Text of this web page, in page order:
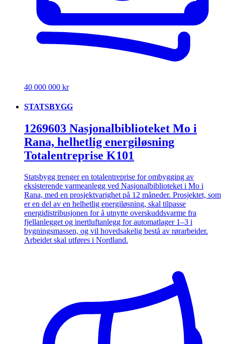
40 000 000 kr
STATSBYGG
1269603 Nasjonalbiblioteket Mo i
Rana, helhetlig energiløsning
Totalentreprise K101
Statsbygg trenger en totalentreprise for ombygging av
eksisterende varmeanlegg ved Nasjonalbiblioteket i Mo i
Rana, med en prosjektvarighet på 12 måneder. Prosjektet, som
er en del av en helhetlig energiløsning, skal tilpasse
energidistribusjonen for å utnytte overskuddsvarme fra
fjellanlegget og inertluftanlegg for automatlager 1–3 i
bygningsmassen, og vil hovedsakelig bestå av rørarbeider.
Arbeidet skal utføres i Nordland.